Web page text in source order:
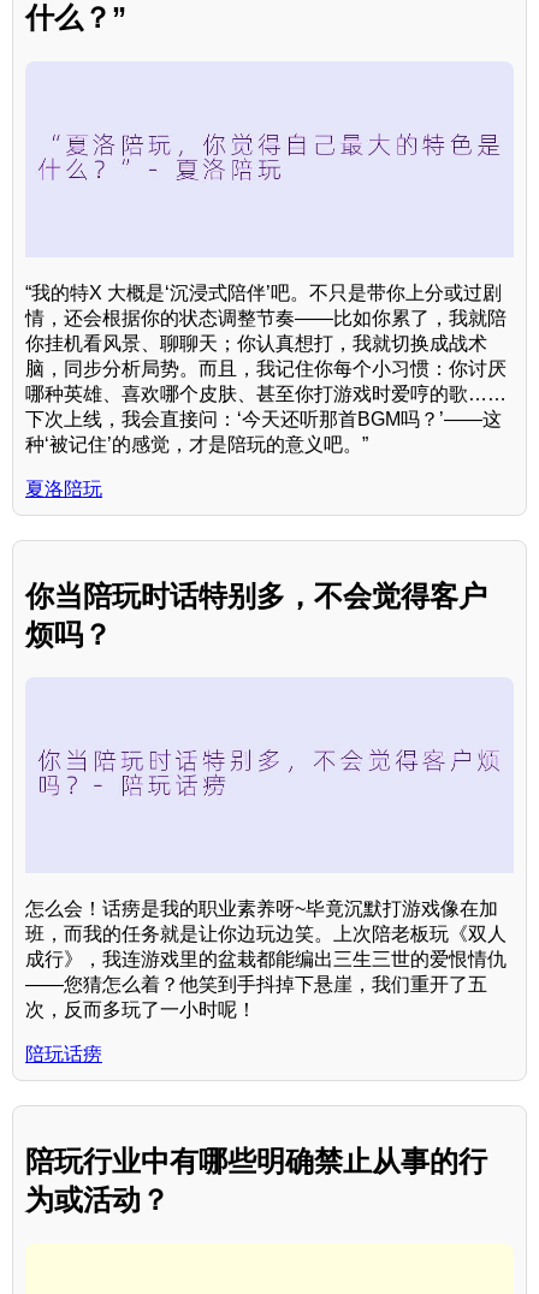
什么？”
“我的特X 大概是‘沉浸式陪伴’吧。不只是带你上分或过剧
情，还会根据你的状态调整节奏——比如你累了，我就陪
你挂机看风景、聊聊天；你认真想打，我就切换成战术
脑，同步分析局势。而且，我记住你每个小习惯：你讨厌
哪种英雄、喜欢哪个皮肤、甚至你打游戏时爱哼的歌……
下次上线，我会直接问：‘今天还听那首BGM吗？’——这
种‘被记住’的感觉，才是陪玩的意义吧。”
夏洛陪玩
你当陪玩时话特别多，不会觉得客户
烦吗？
怎么会！话痨是我的职业素养呀~毕竟沉默打游戏像在加
班，而我的任务就是让你边玩边笑。上次陪老板玩《双人
成行》，我连游戏里的盆栽都能编出三生三世的爱恨情仇
——您猜怎么着？他笑到手抖掉下悬崖，我们重开了五
次，反而多玩了一小时呢！
陪玩话痨
陪玩行业中有哪些明确禁止从事的行
为或活动？